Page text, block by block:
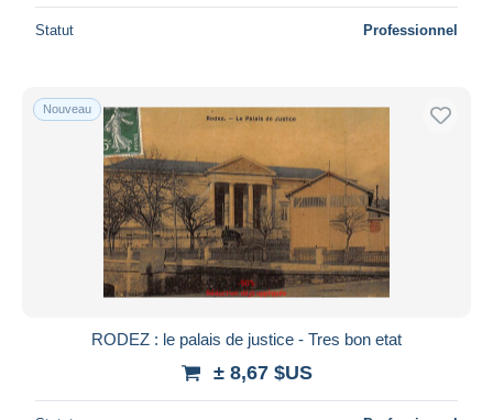
Statut Professionnel
Nouveau
RODEZ : le palais de justice - Tres bon etat
± 8,67 $US